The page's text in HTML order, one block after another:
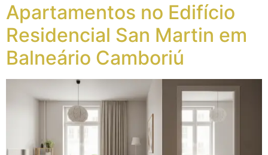
Apartamentos no Edifício
Residencial San Martin em
Balneário Camboriú